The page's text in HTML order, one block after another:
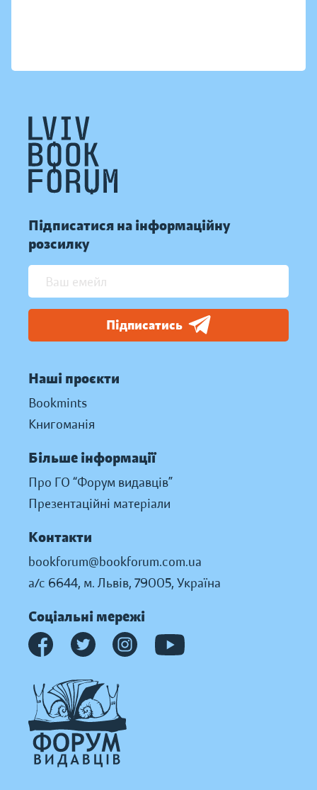
Підписатися на інформаційну
розсилку
Підписатись
Наші проєкти
Bookmints
Книгоманія
Більше інформації
Про ГО “Форум видавців”
Презентаційні матеріали
Контакти
bookforum@bookforum.com.ua
а/с 6644, м. Львів, 79005, Україна
Соціальні мережі